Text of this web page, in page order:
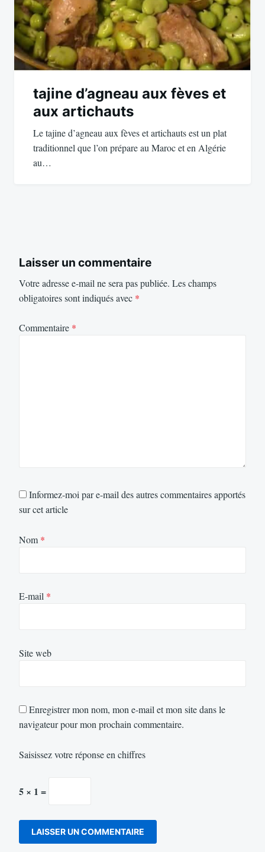
tajine d’agneau aux fèves et
aux artichauts
Le tajine d’agneau aux fèves et artichauts est un plat
traditionnel que l’on prépare au Maroc et en Algérie
au…
Laisser un commentaire
Votre adresse e-mail ne sera pas publiée. Les champs
obligatoires sont indiqués avec *
Commentaire *
Informez-moi par e-mail des autres commentaires apportés
sur cet article
Nom *
E-mail *
Site web
Enregistrer mon nom, mon e-mail et mon site dans le
navigateur pour mon prochain commentaire.
Saisissez votre réponse en chiffres
5 × 1 =